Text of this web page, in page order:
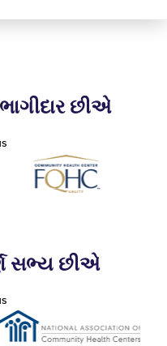
છીએ
સભ્ય છીએ